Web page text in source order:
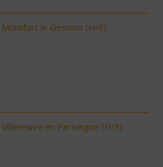
le Gesnois (H/F)
en Perseigne (H/F)